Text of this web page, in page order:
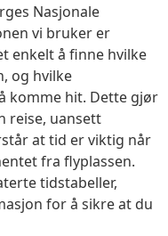
Nasjonale
vi bruker er
enkelt å finne hvilke
og hvilke
komme hit. Dette gjør
reise, uansett
at tid er viktig når
fra flyplassen.
tidstabeller,
for å sikre at du